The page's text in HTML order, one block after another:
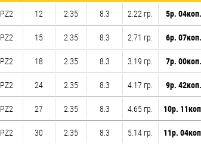
PZ2 12 2.35 8.3 2.22 гр. 5р. 04коп.
PZ2 15 2.35 8.3 2.71 гр. 6р. 07коп.
PZ2 18 2.35 8.3 3.19 гр. 7р. 00коп.
PZ2 24 2.35 8.3 4.17 гр. 9р. 42коп.
PZ2 27 2.35 8.3 4.65 гр. 10р.
PZ2 30 2.35 8.3 5.14 гр. 11р.